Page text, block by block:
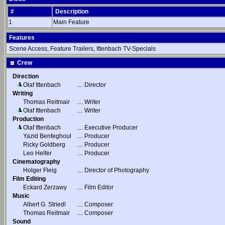
#
Description
1
Main Feature
Features
Scene Access, Feature Trailers, Ittenbach TV-Specials
Crew
Direction
Olaf Ittenbach
.... Director
Writing
Thomas Reitmair
.... Writer
Olaf Ittenbach
.... Writer
Production
Olaf Ittenbach
.... Executive Producer
Yazid Benfeghoul
.... Producer
Ricky Goldberg
.... Producer
Leo Helfer
.... Producer
Cinematography
Holger Fleig
.... Director of Photography
Film Editing
Eckard Zerzawy
.... Film Editor
Music
Albert G. Striedl
.... Composer
Thomas Reitmair
.... Composer
Sound